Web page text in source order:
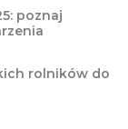
poznaj
rolników do